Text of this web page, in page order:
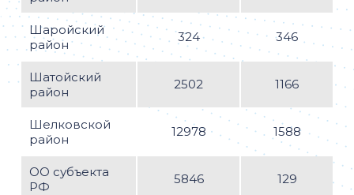
Шаройский
район
324 346
Шатойский
район
2502 1166
Шелковской
район
12978 1588
ОО субъекта
РФ
5846 129